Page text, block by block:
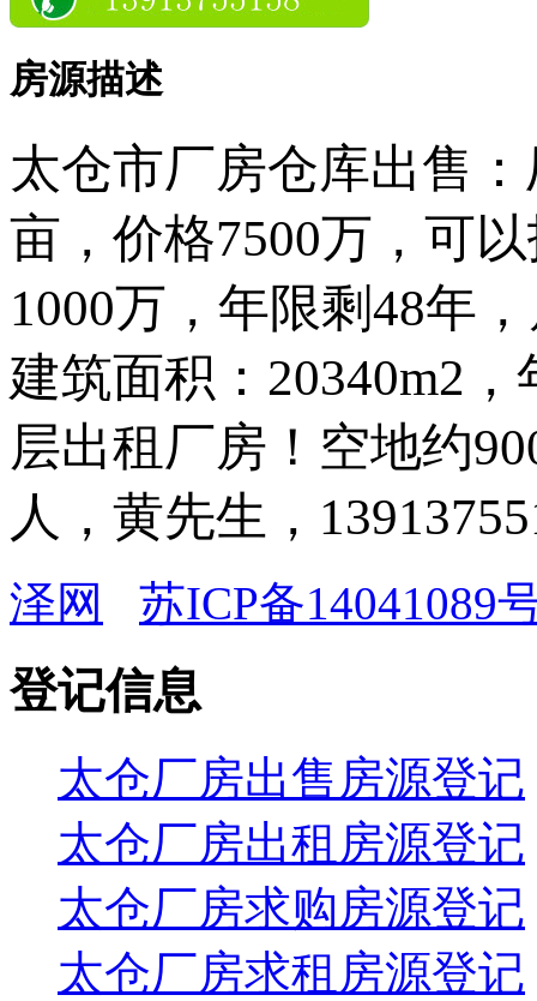
房源描述
太仓市厂房仓库出售
亩，价格7500万，可
1000万，年限剩48年
建筑面积：20340m2
层出租厂房！空地约
人，黄先生，
泽网 苏ICP备14041089
登记信息
太仓厂房出售房源登记
太仓厂房出租房源登记
太仓厂房求购房源登记
太仓厂房求租房源登记